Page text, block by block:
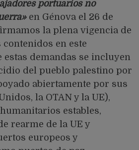
portuarios no
en Génova el 26 de
la plena vigencia de
en este
estas demandas se incluyen
del pueblo palestino por
abiertamente por sus
la OTAN y la UE),
estables,
rearme de la UE y
europeos y